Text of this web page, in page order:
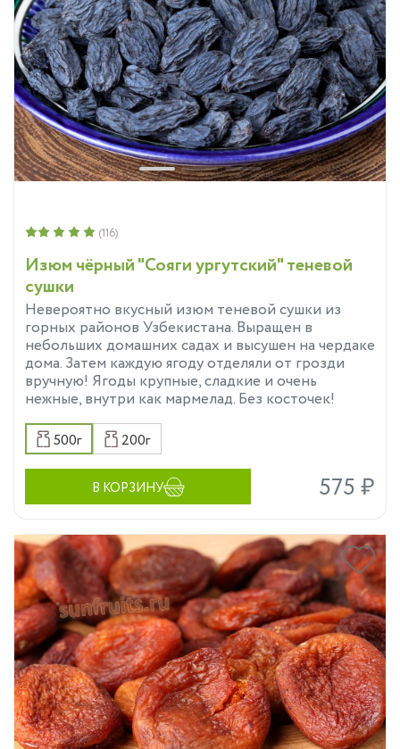
Изюм чёрный "Сояги ургутский" теневой
сушки
Невероятно вкусный изюм теневой сушки из
горных районов Узбекистана. Выращен в
небольших домашних садах и высушен на чердаке
дома. Затем каждую ягоду отделяли от грозди
вручную! Ягоды крупные, сладкие и очень
нежные, внутри как мармелад. Без косточек!
(116)
500г 200г
В КОРЗИНУ 575 ₽